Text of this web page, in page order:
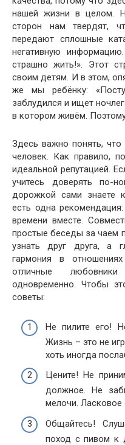
нашей жизни в целом.
сторон нам твердят,
передают сплошные
негативную
страшно жить!». Этот
своим детям. И в этом,
же мы ребёнку:
заблудился и ищет
в котором живём.
Здесь важно понять,
человек. Как правило,
идеальной репутацией.
учитесь доверять по-
дорожкой сами знаете
есть одна
времени вместе.
простые беседы за чаем
узнать друг друга, а
гармония в
отличные
одновременно. Чтобы
советы:
Не пилите его!
Жизнь – это не
хоть иногда
Цените! Не
должное. Не
мелочи. Ласковое
Общайтесь!
поход с пивом к